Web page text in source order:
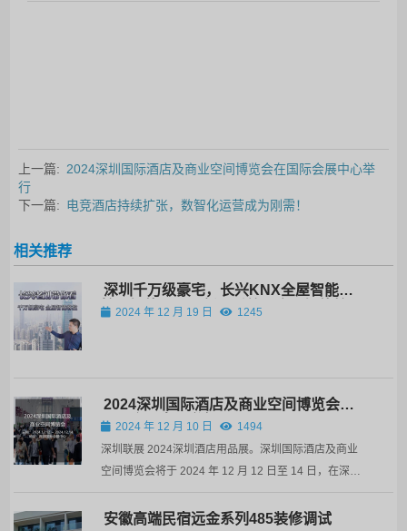
上一篇: 2024深圳国际酒店及商业空间博览会在国际会展中心举
行
下一篇: 电竞酒店持续扩张，数智化运营成为刚需！
相关推荐
深圳千万级豪宅，长兴KNX全屋智能客
控！智能照明、新风系统、房屋智能检
测！
2024 年 12 月 19 日 1245
2024深圳国际酒店及商业空间博览会在
国际会展中心举行
2024 年 12 月 10 日
1494
深圳联展 2024深圳酒店用品展。深圳国际酒店及商业
空间博览会将于 2024 年 12 月 12 日至 14 日，在深圳
馆开放100,000 吸引众多专业买家同期还将举办深圳国
安徽高端民宿远金系列485装修调试